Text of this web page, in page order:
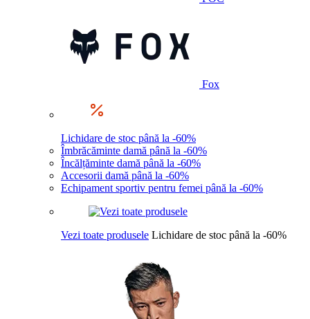
Fox
Lichidare de stoc până la -60%
Îmbrăcăminte damă până la -60%
Încălțăminte damă până la -60%
Accesorii damă până la -60%
Echipament sportiv pentru femei până la -60%
Vezi toate produsele Lichidare de stoc până la -60%